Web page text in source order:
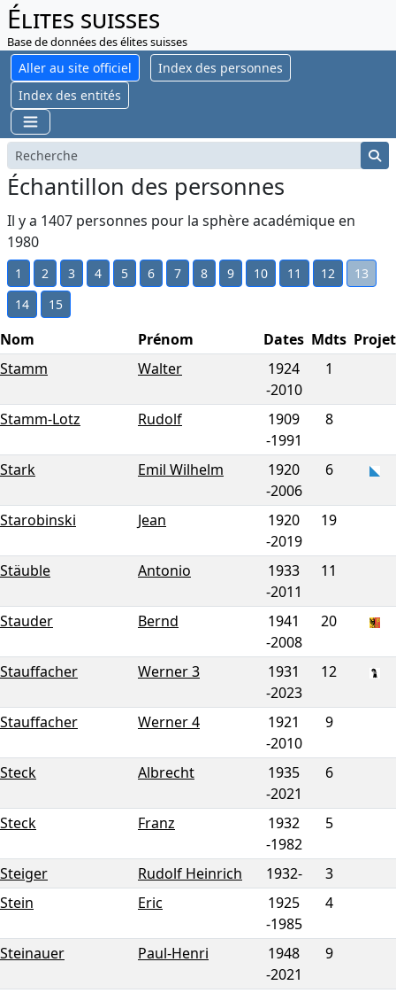
Élites suisses
Base de données des élites suisses
Aller au site officiel
Index des personnes
Index des entités
Échantillon des personnes
Il y a 1407 personnes pour la sphère académique en
1980
1 2 3 4 5 6 7 8 9 10 11 12
13
14
15
Nom Prénom Dates Mdts Projet
Stamm
Walter
1924
-2010
1
Stamm-Lotz Rudolf
1909
-1991
8
Stark Emil Wilhelm
1920
-2006
6
Starobinski Jean
1920
-2019
19
Stäuble Antonio
1933
-2011
11
Stauder Bernd
1941
-2008
20
Stauffacher Werner 3
1931
-2023
12
Stauffacher Werner 4
1921
-2010
9
Steck Albrecht
1935
-2021
6
Steck Franz
1932
-1982
5
Steiger Rudolf Heinrich 1932-
3
Stein
Eric
1925
-1985
4
Steinauer Paul-Henri
1948
-2021
9